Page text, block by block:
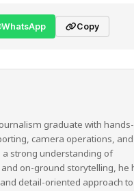
WhatsApp Copy
graduate with
camera operations, and
a strong understanding of
on-ground storytelling, he
detail-oriented approach to